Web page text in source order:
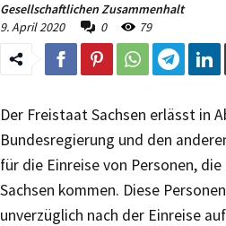
Gesellschaftlichen Zusammenhalt
9. April 2020
0 79
Der Freistaat Sachsen erlässt in
Bundesregierung und den
für die Einreise von Personen,
Sachsen kommen. Diese
unverzüglich nach der Einreise